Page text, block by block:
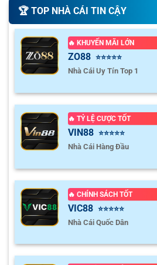
🏆️ TOP NHÀ CÁI TIN CẬY
🔥 KHUYẾN MÃI LỚN
ZO88 ⭐⭐⭐⭐⭐
Nhà Cái Uy Tín Top 1
🔥 TỶ LỆ CƯỢC TỐT
VIN88 ⭐⭐⭐⭐⭐
Nhà Cái Hàng Đầu
🔥 CHÍNH SÁCH TỐT
VIC88 ⭐⭐⭐⭐⭐
Nhà Cái Quốc Dân